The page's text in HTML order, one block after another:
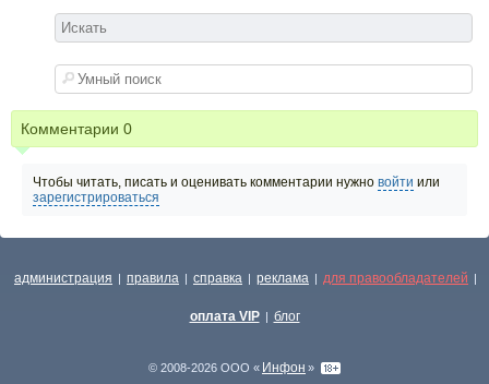
Комментарии 0
Чтобы читать, писать и оценивать комментарии нужно войти или
зарегистрироваться
администрация | правила | справка | реклама | для правообладателей |
оплата VIP | блог
© 2008-2026 ООО « Инфон »